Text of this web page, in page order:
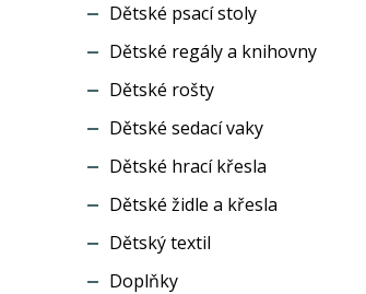
Dětské psací stoly
Dětské regály a knihovny
Dětské rošty
Dětské sedací vaky
Dětské hrací křesla
Dětské židle a křesla
Dětský textil
Doplňky